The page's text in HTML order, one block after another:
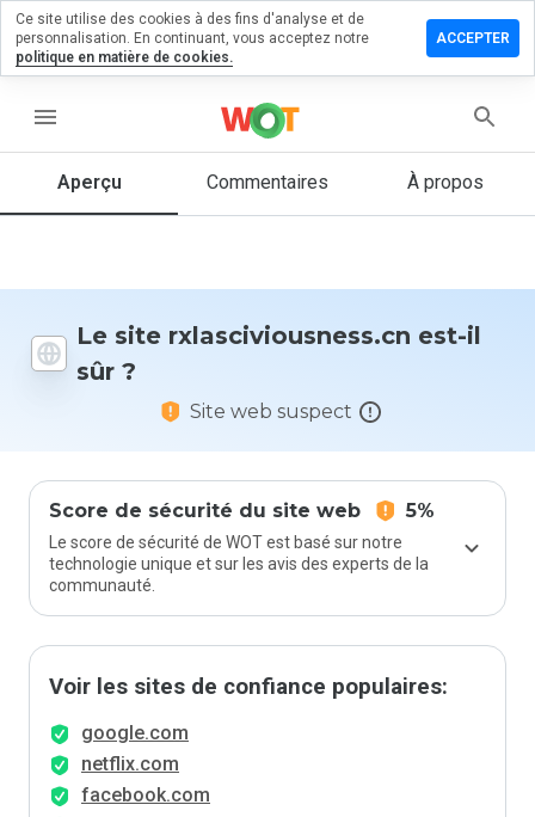
menu
Aperçu Commentaires À propos
Le site rxlasciviousness.cn est-il
sûr ?
Site web suspect
Score de sécurité du site web 5%
Le score de sécurité de WOT est basé sur notre
technologie unique et sur les avis des experts de la
communauté.
Voir les sites de confiance populaires:
google.com
netflix.com
facebook.com
un
sur
Quelle
donneriez-
Ce site utilise des cookies à des fins d'analyse et de
personnalisation. En continuant, vous acceptez notre
politique en matière de cookies.
ACCEPTER